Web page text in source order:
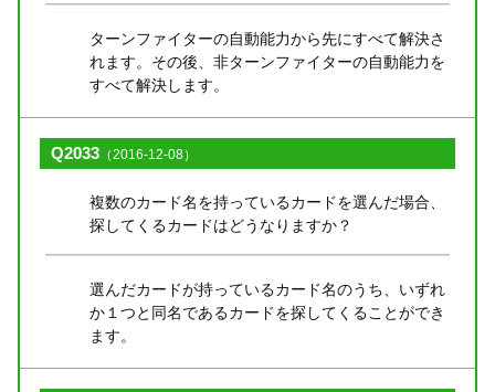
ターンファイターの自動能力から先にすべて解決さ
れます。その後、非ターンファイターの自動能力を
すべて解決します。
Q2033 （2016-12-08）
複数のカード名を持っているカードを選んだ場合、
探してくるカードはどうなりますか？
選んだカードが持っているカード名のうち、いずれ
か１つと同名であるカードを探してくることができ
ます。